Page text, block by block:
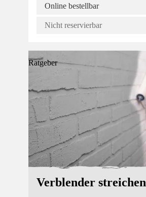
Online bestellbar
Nicht reservierbar
Ratgeber
Verblender streichen